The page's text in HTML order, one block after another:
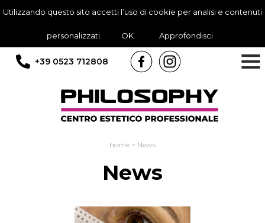
Utilizzando questo sito accetti l’uso di cookie per analisi e contenuti
personalizzati. OK Approfondisci
+39 0523 712808
home> News
News